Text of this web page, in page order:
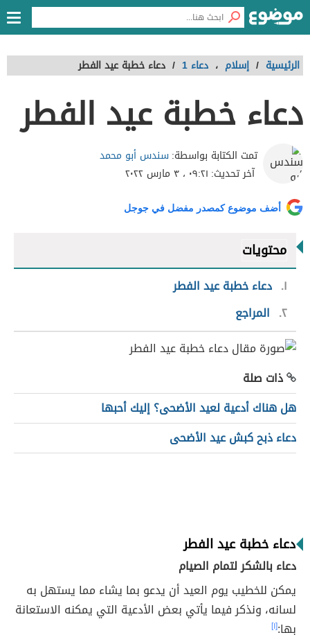
الرئيسية / إسلام ، دعاء 1 / دعاء خطبة عيد الفطر
دعاء خطبة عيد الفطر
تمت الكتابة بواسطة:سندس أبو محمد
آخر تحديث: ٠٩:٢١ ، ٣ مارس ٢٠٢٢
أضف موضوع كمصدر مفضل في جوجل
محتويات
١ دعاء خطبة عيد الفطر
٢ المراجع
ذات صلة
هل هناك أدعية لعيد الأضحى؟ إليك أحبها
دعاء ذبح كبش عيد الأضحى
دعاء خطبة عيد الفطر
دعاء بالشكر لتمام الصيام
يمكن للخطيب يوم العيد أن يدعو بما يشاء مما يستهل به
لسانه، ونذكر فيما يأتي بعض الأدعية التي يمكنه الاستعانة
بها:[١]